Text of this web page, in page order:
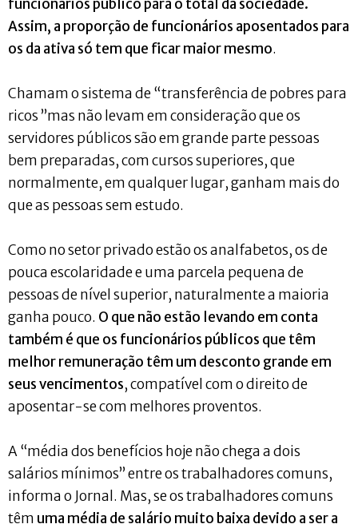
funcionários público para o total da sociedade.
Assim, a proporção de funcionários aposentados para
os da ativa só tem que ficar maior mesmo.
Chamam o sistema de “transferência de pobres para
ricos ”mas não levam em consideração que os
servidores públicos são em grande parte pessoas
bem preparadas, com cursos superiores, que
normalmente, em qualquer lugar, ganham mais do
que as pessoas sem estudo.
Como no setor privado estão os analfabetos, os de
pouca escolaridade e uma parcela pequena de
pessoas de nível superior, naturalmente a maioria
ganha pouco. O que não estão levando em conta
também é que os funcionários públicos que têm
melhor remuneração têm um desconto grande em
seus vencimentos, compatível com o direito de
aposentar-se com melhores proventos.
A “média dos benefícios hoje não chega a dois
salários mínimos” entre os trabalhadores comuns,
informa o Jornal. Mas, se os trabalhadores comuns
têm uma média de salário muito baixa devido a ser a